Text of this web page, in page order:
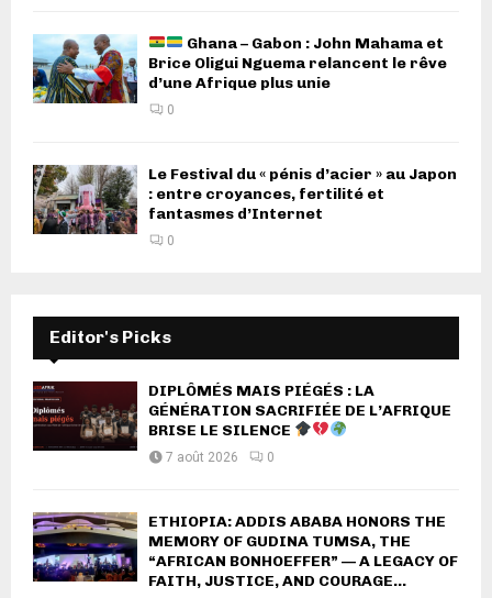
Ghana – Gabon : John Mahama et
Brice Oligui Nguema relancent le rêve
d’une Afrique plus unie
0
Le Festival du « pénis d’acier » au Japon
: entre croyances, fertilité et
fantasmes d’Internet
0
Editor's Picks
DIPLÔMÉS MAIS PIÉGÉS : LA
GÉNÉRATION SACRIFIÉE DE L’AFRIQUE
BRISE LE SILENCE
7 août 2026 0
ETHIOPIA: ADDIS ABABA HONORS THE
MEMORY OF GUDINA TUMSA, THE
“AFRICAN BONHOEFFER” — A LEGACY OF
FAITH, JUSTICE, AND COURAGE...